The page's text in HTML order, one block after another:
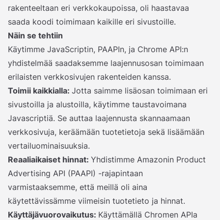
rakenteeltaan eri verkkokaupoissa, oli haastavaa
saada koodi toimimaan kaikille eri sivustoille.
Näin se tehtiin
Käytimme JavaScriptin, PAAPIn, ja Chrome API:n
yhdistelmää saadaksemme laajennusosan toimimaan
erilaisten verkkosivujen rakenteiden kanssa.
Toimii kaikkialla: Jotta saimme lisäosan toimimaan eri
sivustoilla ja alustoilla, käytimme taustavoimana
Javascriptiä. Se auttaa laajennusta skannaamaan
verkkosivuja, keräämään tuotetietoja sekä lisäämään
vertailuominaisuuksia.
Reaaliaikaiset hinnat: Yhdistimme Amazonin Product
Advertising API (PAAPI) -rajapintaan
varmistaaksemme, että meillä oli aina
käytettävissämme viimeisin tuotetieto ja hinnat.
Käyttäjävuorovaikutus: Käyttämällä Chromen APIa